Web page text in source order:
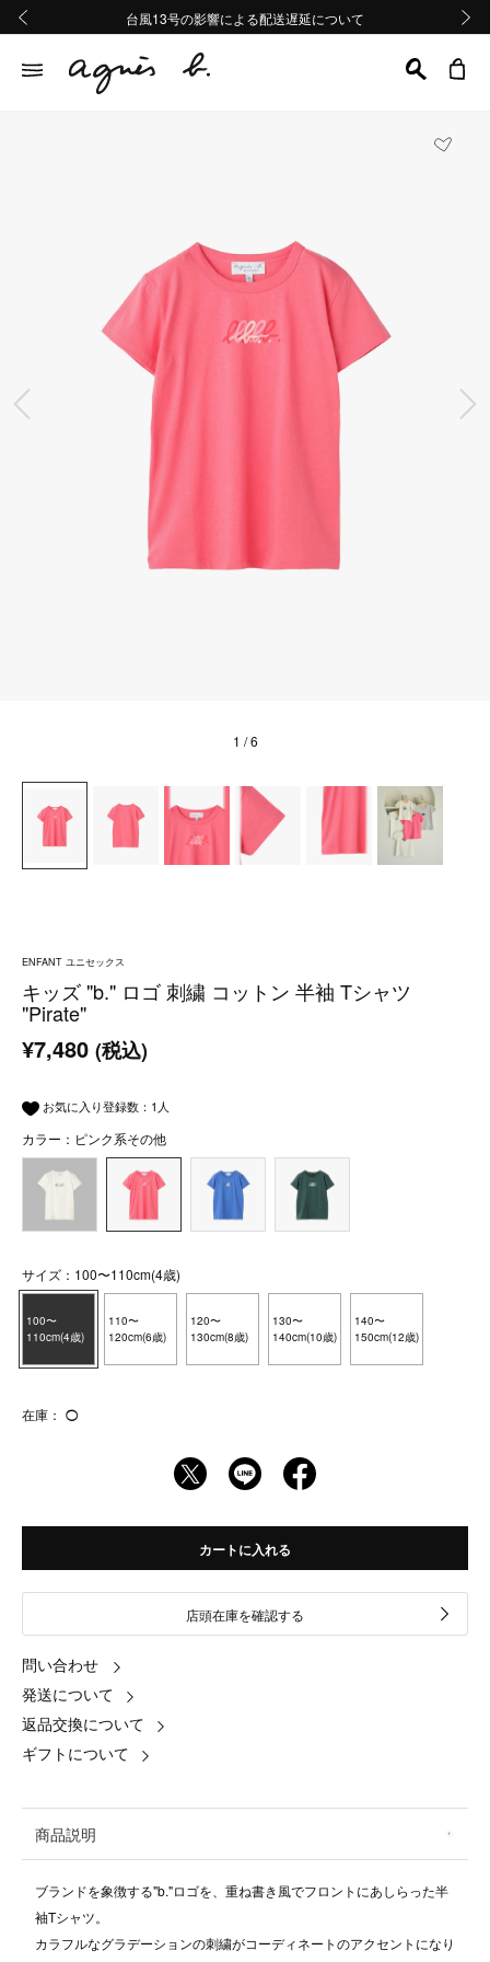
熊本地域地震の影響による配送遅延について
Summer Sale 2buy10%OFF!!
台風13号の影響による配送遅延について
熊本地域地震の影響による配送遅延について
Summer Sale 2buy10%OFF!!
前の画像
1 / 6
ENFANT ユニセックス
キッズ "b." ロゴ 刺繍 コットン 半袖 Tシャツ
"Pirate"
¥7,480 (税込)
お気に入り登録数： 1 人
カラー：ピンク系その他
サイズ：100〜110cm(4歳)
100〜
110cm(4歳)
110〜
120cm(6歳)
120〜
130cm(8歳)
130〜
140cm(10歳)
140〜
150cm(12歳)
在庫： ◯
カートに入れる
店頭在庫を確認する
問い合わせ
発送について
返品交換について
ギフトについて
商品説明
ブランドを象徴する"b."ロゴを、重ね書き風でフロントにあしらった半
袖Tシャツ。
カラフルなグラデーションの刺繍がコーディネートのアクセントになり